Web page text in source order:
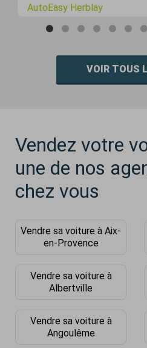
AutoEasy Herblay
VOIR TOUS
Vendez votre
une de nos
chez vous
Vendre sa voiture à Aix-
en-Provence
Vendre sa voiture à
Albertville
Vendre sa voiture à
Angoulême